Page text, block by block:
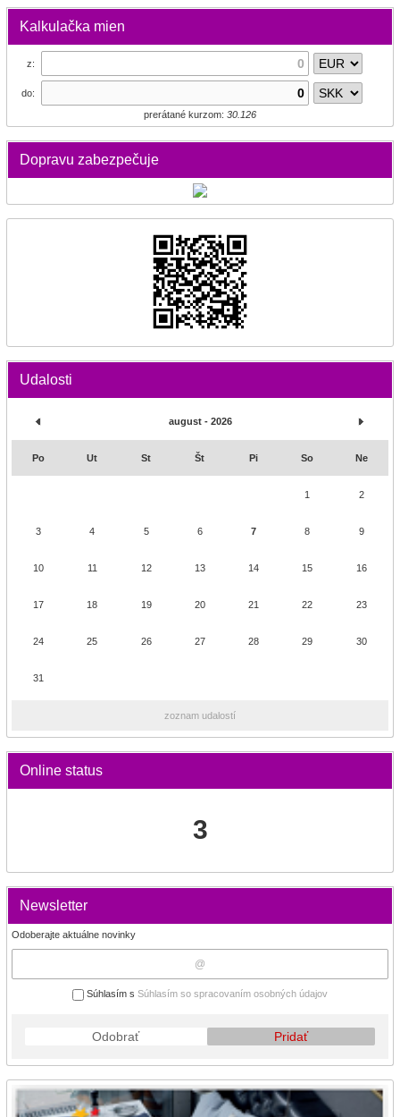
Kalkulačka mien
z:
do:
prerátané kurzom: 30.126
Dopravu zabezpečuje
Udalosti
august - 2026
Po Ut St Št Pi So Ne
1 2
3 4 5 6 7 8 9
10 11 12 13 14 15 16
17 18 19 20 21 22 23
24 25 26 27 28 29 30
31
zoznam udalostí
Online status
3
Newsletter
Odoberajte aktuálne novinky
Súhlasím s Súhlasím so spracovaním osobných údajov
Odobrať Pridať